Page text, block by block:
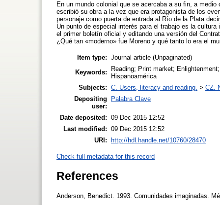
En un mundo colonial que se acercaba a su fin, a
escribió su obra a la vez que era protagonista de los
personaje como puerta de entrada al Río de la Plata
Un punto de especial interés para el trabajo es la
el primer boletín oficial y editando una versión del
¿Qué tan «moderno» fue Moreno y qué tanto lo era el
Item type: Journal article (Unpaginated)
Keywords:
Reading; Print market;
Hispanoamérica
Subjects: C. Users, literacy and reading. > CZ.
Depositing
user:
Palabra Clave
Date deposited: 09 Dec 2015 12:52
Last modified: 09 Dec 2015 12:52
URI:
http://hdl.handle.net/10760/28470
Check full metadata for this record
References
Anderson, Benedict. 1993. Comunidades imaginadas.